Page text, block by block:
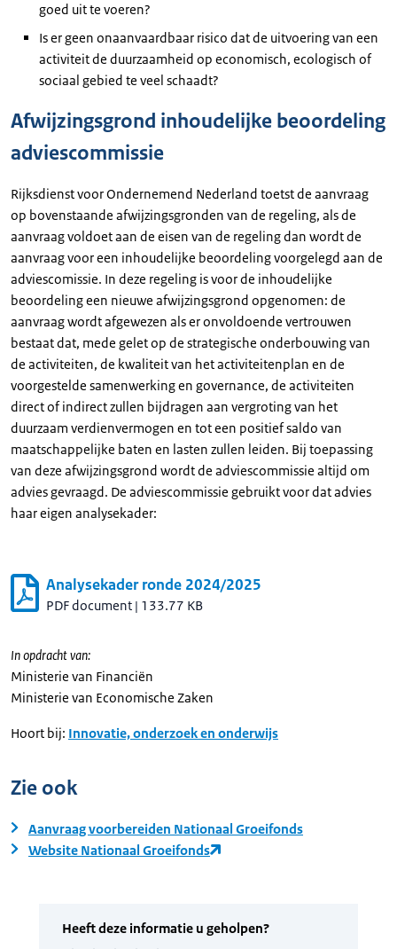
goed uit te voeren?
Is er geen onaanvaardbaar risico dat de uitvoering van een
activiteit de duurzaamheid op economisch, ecologisch of
sociaal gebied te veel schaadt?
Afwijzingsgrond inhoudelijke beoordeling
adviescommissie
Rijksdienst voor Ondernemend Nederland toetst de aanvraag
op bovenstaande afwijzingsgronden van de regeling, als de
aanvraag voldoet aan de eisen van de regeling dan wordt de
aanvraag voor een inhoudelijke beoordeling voorgelegd aan de
adviescomissie. In deze regeling is voor de inhoudelijke
beoordeling een nieuwe afwijzingsgrond opgenomen: de
aanvraag wordt afgewezen als er onvoldoende vertrouwen
bestaat dat, mede gelet op de strategische onderbouwing van
de activiteiten, de kwaliteit van het activiteitenplan en de
voorgestelde samenwerking en governance, de activiteiten
direct of indirect zullen bijdragen aan vergroting van het
duurzaam verdienvermogen en tot een positief saldo van
maatschappelijke baten en lasten zullen leiden. Bij toepassing
van deze afwijzingsgrond wordt de adviescommissie altijd om
advies gevraagd. De adviescommissie gebruikt voor dat advies
haar eigen analysekader:
Analysekader ronde 2024/2025
PDF document | 133.77 KB
In opdracht van:
Ministerie van Financiën
Ministerie van Economische Zaken
Hoort bij: Innovatie, onderzoek en onderwijs
Zie ook
Aanvraag voorbereiden Nationaal Groeifonds
Website Nationaal Groeifonds